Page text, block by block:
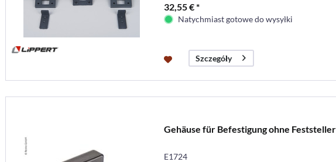
32,55 € *
Natychmiast gotowe do wysyłki
Szczegóły
Gehäuse für Befestigung ohne Feststeller
E1724